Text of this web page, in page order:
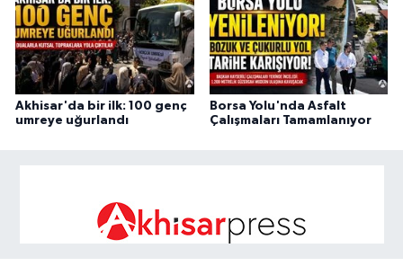
Akhisar'da bir ilk: 100 genç
umreye uğurlandı
Borsa Yolu'nda Asfalt
Çalışmaları Tamamlanıyor